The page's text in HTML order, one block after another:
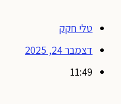
טלי חקק
דצמבר 24, 2025
11:49